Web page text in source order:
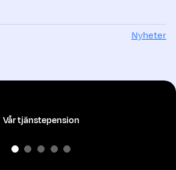
Nyheter
Vår tjänstepension